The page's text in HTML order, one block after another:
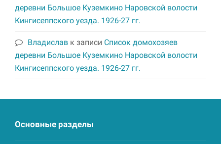
деревни Большое Куземкино Наровской волости
Кингисеппского уезда. 1926-27 гг.
Владислав к записи Список домохозяев
деревни Большое Куземкино Наровской волости
Кингисеппского уезда. 1926-27 гг.
Основные разделы